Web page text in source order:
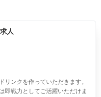
人
リンクを作っていただきます。
即戦力としてご活躍いただけま